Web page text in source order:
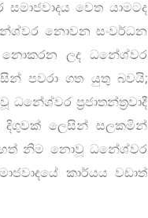
වෙත යාමටද
නොවන සංවර්ධන
නොකරන ලද ධනේශ්වර
පවරා ගත යුතු බවයි;
ප්‍රජාතන්ත්‍රවාදී
දිගුවක් ලෙසින් සලකමින්
නිම නොවූ ධනේශ්වර
කාර්යය වඩාත්